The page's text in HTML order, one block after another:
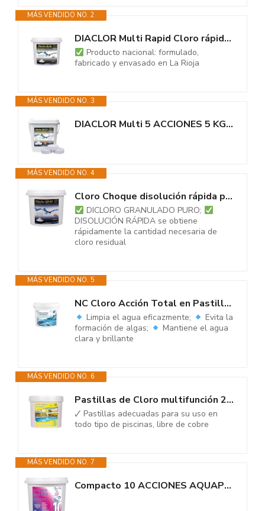
MÁS VENDIDO NO. 2
DIACLOR Multi Rapid Cloro rápido de Choque Triple acción (5 KG) -...
Producto nacional: formulado,
fabricado y envasado en La Rioja
MÁS VENDIDO NO. 3
DIACLOR Multi 5 ACCIONES 5 KG - Pastillas de Cloro para Piscinas envasadas...
MÁS VENDIDO NO. 4
Cloro Choque disolución rápida para Piscinas DIACLOR GR 60 5 KG - Dicloro...
DICLORO GRANULADO PURO;
DISOLUCIÓN RÁPIDA se obtiene
rápidamente la cantidad necesaria de
cloro residual
MÁS VENDIDO NO. 5
NC Cloro Acción Total en Pastillas, 5 Acciones | 5Kg
Limpia el agua eficazmente;
Evita la
formación de algas;
Mantiene el agua
clara y brillante
MÁS VENDIDO NO. 6
Pastillas de Cloro multifunción 200 Gramos 3 acciones 5 KG - Apto para...
🗸 Pastillas adecuadas para su uso en
todo tipo de piscinas, libre de cobre
MÁS VENDIDO NO. 7
Compacto 10 ACCIONES AQUAPOOL (200 GR) - Pastillas de Cloro multifunción -...